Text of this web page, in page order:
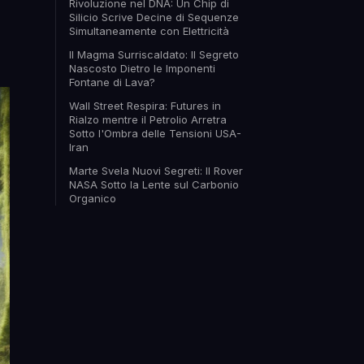
Rivoluzione nel DNA: Un Chip di
Silicio Scrive Decine di Sequenze
Simultaneamente con Elettricità
Il Magma Surriscaldato: Il Segreto
Nascosto Dietro le Imponenti
Fontane di Lava?
Wall Street Respira: Futures in
Rialzo mentre il Petrolio Arretra
Sotto l'Ombra delle Tensioni USA-
Iran
Marte Svela Nuovi Segreti: Il Rover
NASA Sotto la Lente sul Carbonio
Organico